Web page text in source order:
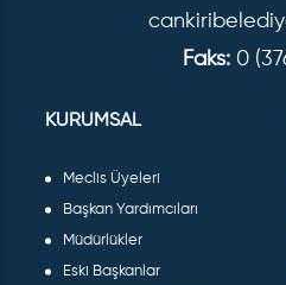
Faks: 0
KURUMSAL
Meclis Üyeleri
Başkan Yardımcıları
Müdürlükler
Eski Başkanlar